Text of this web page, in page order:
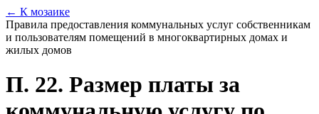
← К мозаике
Правила предоставления коммунальных услуг собственникам
и пользователям помещений в многоквартирных домах и
жилых домов
П. 22. Размер платы за